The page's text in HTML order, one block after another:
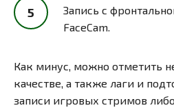
Запись с
FaceCam.
Как минус, можно отметить
качестве, а также лаги и
записи игровых стримов